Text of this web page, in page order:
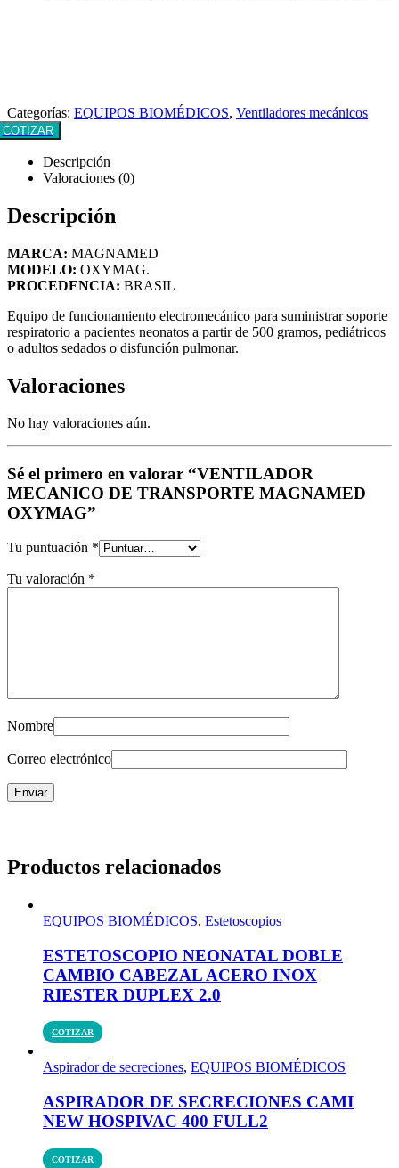
Categorías: EQUIPOS BIOMÉDICOS, Ventiladores mecánicos
COTIZAR
Descripción
Valoraciones (0)
Descripción
MARCA: MAGNAMED
MODELO: OXYMAG.
PROCEDENCIA: BRASIL
Equipo de funcionamiento electromecánico para suministrar soporte
respiratorio a pacientes neonatos a partir de 500 gramos, pediátricos
o adultos sedados o disfunción pulmonar.
Valoraciones
No hay valoraciones aún.
Sé el primero en valorar “VENTILADOR
MECANICO DE TRANSPORTE MAGNAMED
OXYMAG”
Tu puntuación *
Tu valoración *
Nombre
Correo electrónico
Productos relacionados
EQUIPOS BIOMÉDICOS, Estetoscopios
ESTETOSCOPIO NEONATAL DOBLE
CAMBIO CABEZAL ACERO INOX
RIESTER DUPLEX 2.0
COTIZAR
Aspirador de secreciones, EQUIPOS BIOMÉDICOS
ASPIRADOR DE SECRECIONES CAMI
NEW HOSPIVAC 400 FULL2
COTIZAR